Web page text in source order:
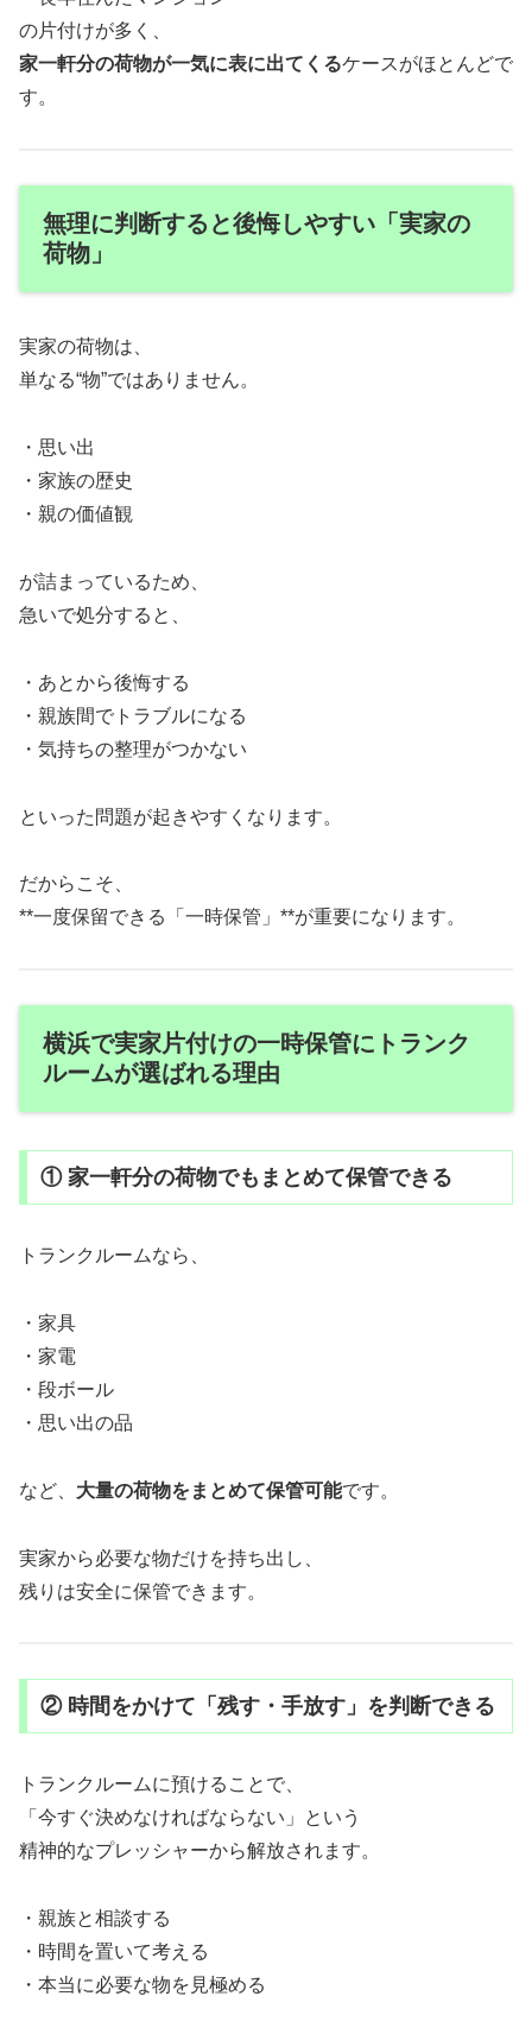
の片付けが多く、
家一軒分の荷物が一気に表に出てくるケースがほとんどで
す。
無理に判断すると後悔しやすい「実家の
荷物」
実家の荷物は、
単なる“物”ではありません。
・思い出
・家族の歴史
・親の価値観
が詰まっているため、
急いで処分すると、
・あとから後悔する
・親族間でトラブルになる
・気持ちの整理がつかない
といった問題が起きやすくなります。
だからこそ、
**一度保留できる「一時保管」**が重要になります。
横浜で実家片付けの一時保管にトランク
ルームが選ばれる理由
① 家一軒分の荷物でもまとめて保管できる
トランクルームなら、
・家具
・家電
・段ボール
・思い出の品
など、 大量の荷物をまとめて保管可能です。
実家から必要な物だけを持ち出し、
残りは安全に保管できます。
② 時間をかけて「残す・手放す」を判断できる
トランクルームに預けることで、
「今すぐ決めなければならない」という
精神的なプレッシャーから解放されます。
・親族と相談する
・時間を置いて考える
・本当に必要な物を見極める